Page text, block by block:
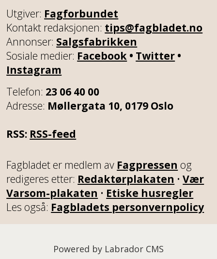
Utgiver: Fagforbundet
Kontakt redaksjonen: tips@fagbladet.no
Annonser: Salgsfabrikken
Sosiale medier: Facebook • Twitter •
Instagram
Telefon: 23 06 40 00
Adresse: Møllergata 10, 0179 Oslo
RSS: RSS-feed
Fagbladet er medlem av Fagpressen og
redigeres etter: Redaktørplakaten • Vær
Varsom-plakaten • Etiske husregler
Les også: Fagbladets personvernpolicy
Powered by Labrador CMS